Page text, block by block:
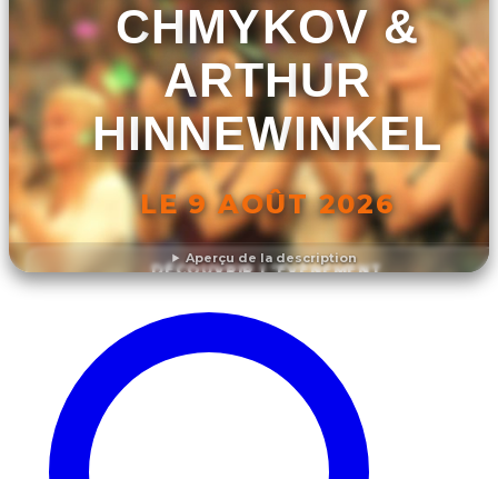
Aperçu de la description
CHMYKOV &
ARTHUR
HINNEWINKEL
LE 9 AOÛT 2026
DÉCOUVRIR L'ÉVÉNEMENT